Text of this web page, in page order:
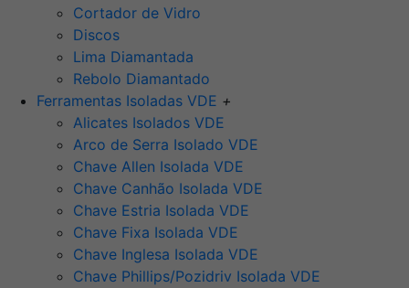
Cortador de Vidro
Discos
Lima Diamantada
Rebolo Diamantado
Ferramentas Isoladas VDE +
Alicates Isolados VDE
Arco de Serra Isolado VDE
Chave Allen Isolada VDE
Chave Canhão Isolada VDE
Chave Estria Isolada VDE
Chave Fixa Isolada VDE
Chave Inglesa Isolada VDE
Chave Phillips/Pozidriv Isolada VDE